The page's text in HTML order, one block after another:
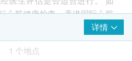
肌血液的动脉变窄，阻碍血液
心绞痛。
查，及时发现问题，有助预防
心脏健康检查，香港国际心脏
费$850及已完成的检查项目
客户。
health.ESDlife寄出之确认成
详情
1 个地点